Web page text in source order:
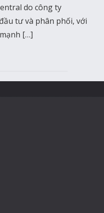
do công ty
tư và phân phối, với
[…]